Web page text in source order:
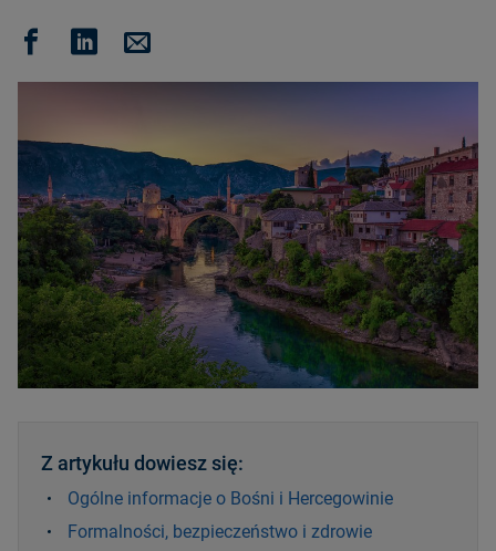
Z artykułu dowiesz się:
Ogólne informacje o Bośni i Hercegowinie
Formalności, bezpieczeństwo i zdrowie